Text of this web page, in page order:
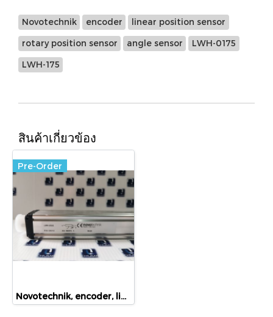
Novotechnik encoder linear position sensor
rotary position sensor angle sensor LWH-0175
LWH-175
สินค้าเกี่ยวข้อง
Pre-Order
Novotechnik, encoder, linear position sensor, rotary position sensor, angle sensor, LWH-0300, LWH-300